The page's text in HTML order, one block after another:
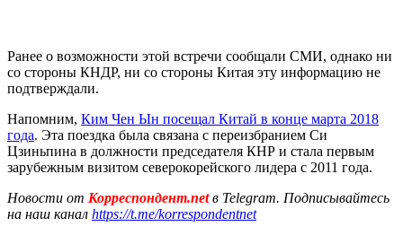
Ранее о возможности этой встречи сообщали СМИ, однако ни
со стороны КНДР, ни со стороны Китая эту информацию не
подтверждали.
Напомним, Ким Чен Ын посещал Китай в конце марта 2018
года. Эта поездка была связана с переизбранием Си
Цзиньпина в должности председателя КНР и стала первым
зарубежным визитом северокорейского лидера с 2011 года.
Новости от Корреспондент.netв Telegram. Подписывайтесь
на наш канал https://t.me/korrespondentnet